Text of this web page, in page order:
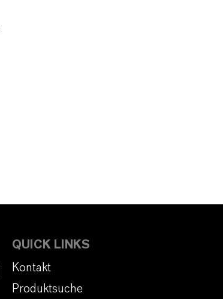
QUICK LINKS
Kontakt
Produktsuche